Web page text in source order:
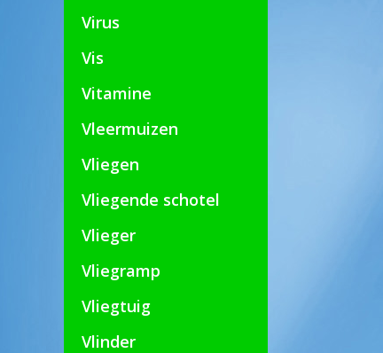
Virus
Vis
Vitamine
Vleermuizen
Vliegen
Vliegende schotel
Vlieger
Vliegramp
Vliegtuig
Vlinder